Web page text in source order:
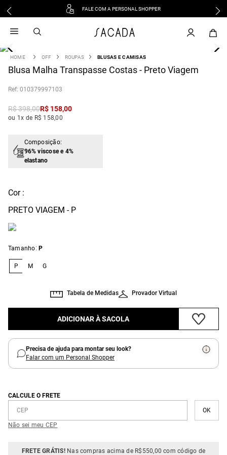
FALE COM A PERSONAL SHOPPER
OFF ROUPAS BLUSAS E CAMISAS
Blusa Malha Transpasse Costas - Preto Viagem
: 010379997103
R$398,00R$ 158,00
ou 1x de R$ 158,00
Composição:
96% viscose e 4%
elastano
Cor :
PRETO VIAGEM - P
Tamanho: P
P M G
Provador Virtual
Tabela de Medidas
ADICIONAR À SACOLA
Precisa de ajuda para montar seu look?
Falar com um Personal Shopper
CALCULE O FRETE
Não sei meu CEP
FRETE GRÁTIS!Nas compras acima de R$550,00 com código de
vestido
3 º blusa
º tricot
º macacão
jeans
º vestido curto